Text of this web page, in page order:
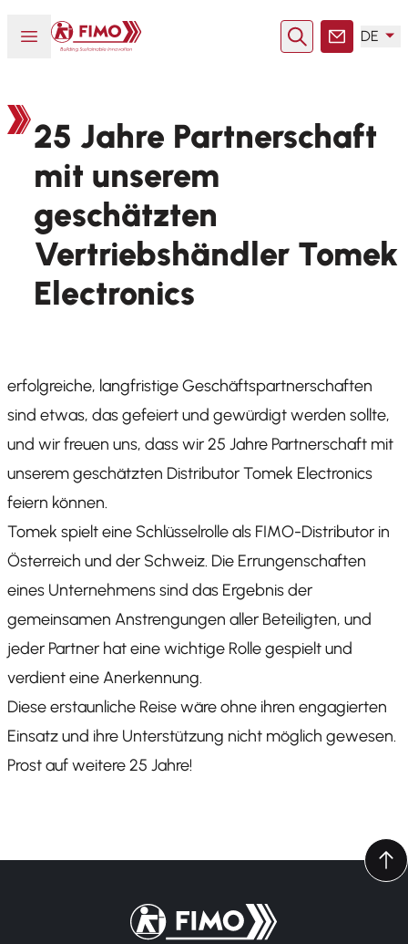
Menü öffnen oder schließen
Zurück zur Startseite
SucheKontakt
DE
25 Jahre Partnerschaft
mit unserem
geschätzten
Vertriebshändler Tomek
Electronics
erfolgreiche, langfristige Geschäftspartnerschaften
sind etwas, das gefeiert und gewürdigt werden sollte,
und wir freuen uns, dass wir 25 Jahre Partnerschaft mit
unserem geschätzten Distributor Tomek Electronics
feiern können.
Tomek spielt eine Schlüsselrolle als FIMO-Distributor in
Österreich und der Schweiz. Die Errungenschaften
eines Unternehmens sind das Ergebnis der
gemeinsamen Anstrengungen aller Beteiligten, und
jeder Partner hat eine wichtige Rolle gespielt und
verdient eine Anerkennung.
Diese erstaunliche Reise wäre ohne ihren engagierten
Einsatz und ihre Unterstützung nicht möglich gewesen.
Prost auf weitere 25 Jahre!
Zurück zur Startseite